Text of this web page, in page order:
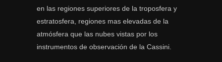
en las regiones superiores de la troposfera y
estratosfera, regiones mas elevadas de la
atmósfera que las nubes vistas por los
instrumentos de observación de la Cassini.